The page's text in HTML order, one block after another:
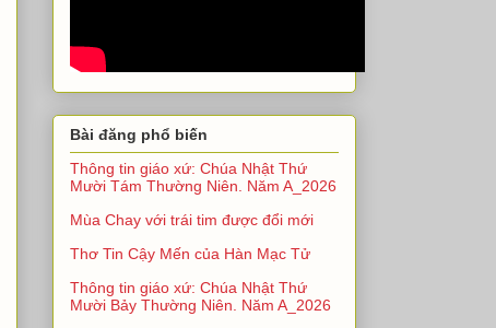
Bài đăng phổ biến
Thông tin giáo xứ: Chúa Nhật Thứ
Mười Tám Thường Niên. Năm A_2026
Mùa Chay với trái tim được đổi mới
Thơ Tin Cậy Mến của Hàn Mạc Tử
Thông tin giáo xứ: Chúa Nhật Thứ
Mười Bảy Thường Niên. Năm A_2026